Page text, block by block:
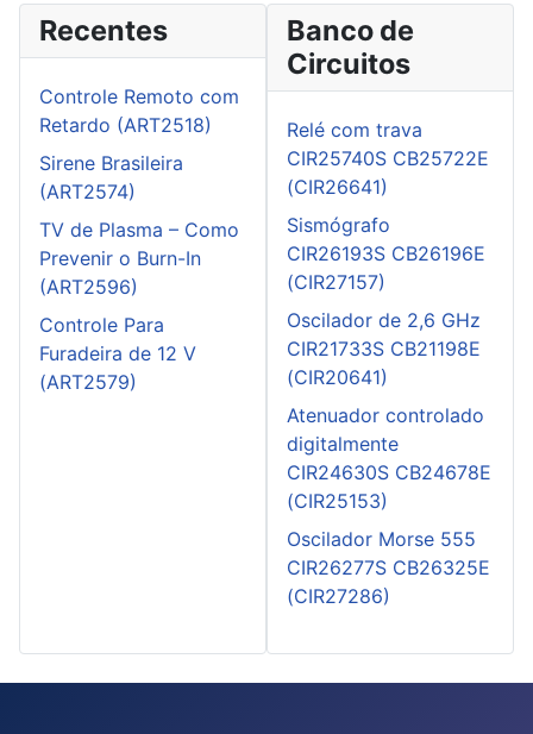
Recentes
Controle Remoto com
Retardo (ART2518)
Sirene Brasileira
(ART2574)
TV de Plasma – Como
Prevenir o Burn-In
(ART2596)
Controle Para
Furadeira de 12 V
(ART2579)
Banco de
Circuitos
Relé com trava
CIR25740S CB25722E
(CIR26641)
Sismógrafo
CIR26193S CB26196E
(CIR27157)
Oscilador de 2,6 GHz
CIR21733S CB21198E
(CIR20641)
Atenuador controlado
digitalmente
CIR24630S CB24678E
(CIR25153)
Oscilador Morse 555
CIR26277S CB26325E
(CIR27286)